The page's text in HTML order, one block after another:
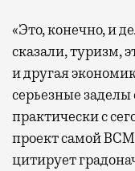
«Это, конечно, и
сказали, туризм,
и другая
серьезные
практически с
проект самой
цитирует